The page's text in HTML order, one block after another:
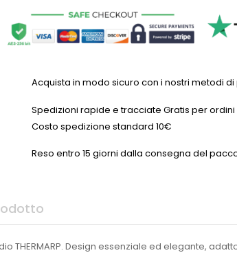
Acquista in modo sicuro con i nostri metodi
Spedizioni rapide e tracciate Gratis per
Costo spedizione standard 10€
Reso entro 15 giorni dalla consegna del
Design essenziale ed elegante,